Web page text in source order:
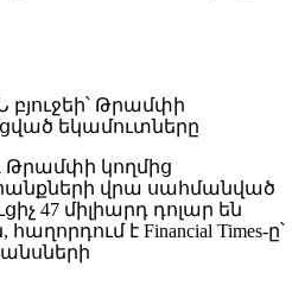
կողմից
վրա սահմանված
47 միլիարդ դոլար են
է Financial Times-ը՝